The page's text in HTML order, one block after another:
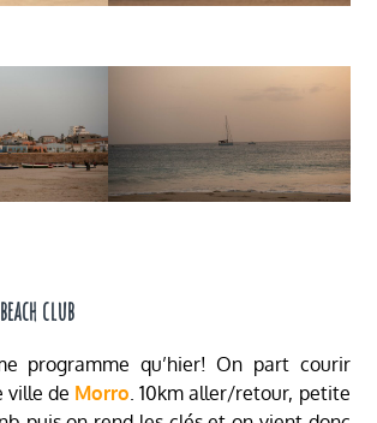
club
programme qu’hier! On part courir
ville de Morro. 10km aller/retour, petite